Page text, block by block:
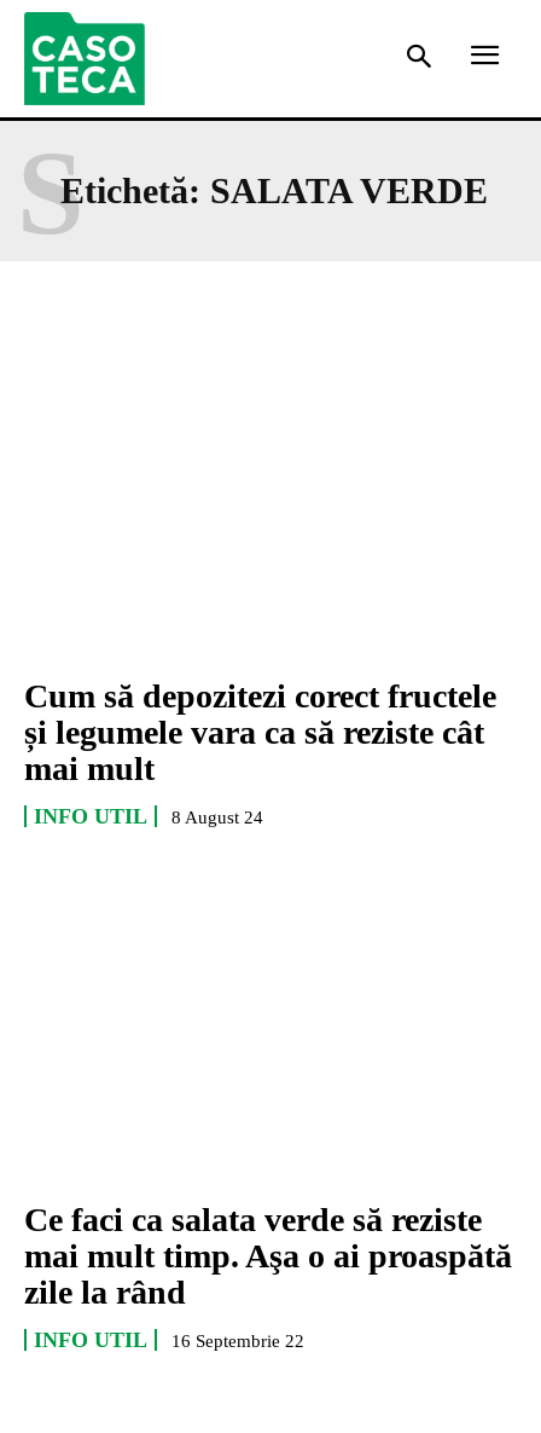
Etichetă: SALATA VERDE
S
Cum să depozitezi corect fructele
și legumele vara ca să reziste cât
mai mult
INFO UTIL 8 August 24
Ce faci ca salata verde să reziste
mai mult timp. Aşa o ai proaspătă
zile la rând
INFO UTIL 16 Septembrie 22